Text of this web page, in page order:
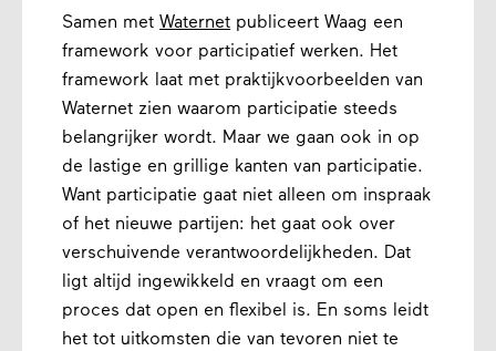
Samen metWaternet publiceert Waag een
framework voor participatief werken. Het
framework laat met praktijkvoorbeelden van
Waternet zien waarom participatie steeds
belangrijker wordt. Maar we gaan ook in op
de lastige en grillige kanten van participatie.
Want participatie gaat niet alleen om inspraak
of het nieuwe partijen: het gaat ook over
verschuivende verantwoordelijkheden. Dat
ligt altijd ingewikkeld en vraagt om een
proces dat open en flexibel is. En soms leidt
het tot uitkomsten die van tevoren niet te